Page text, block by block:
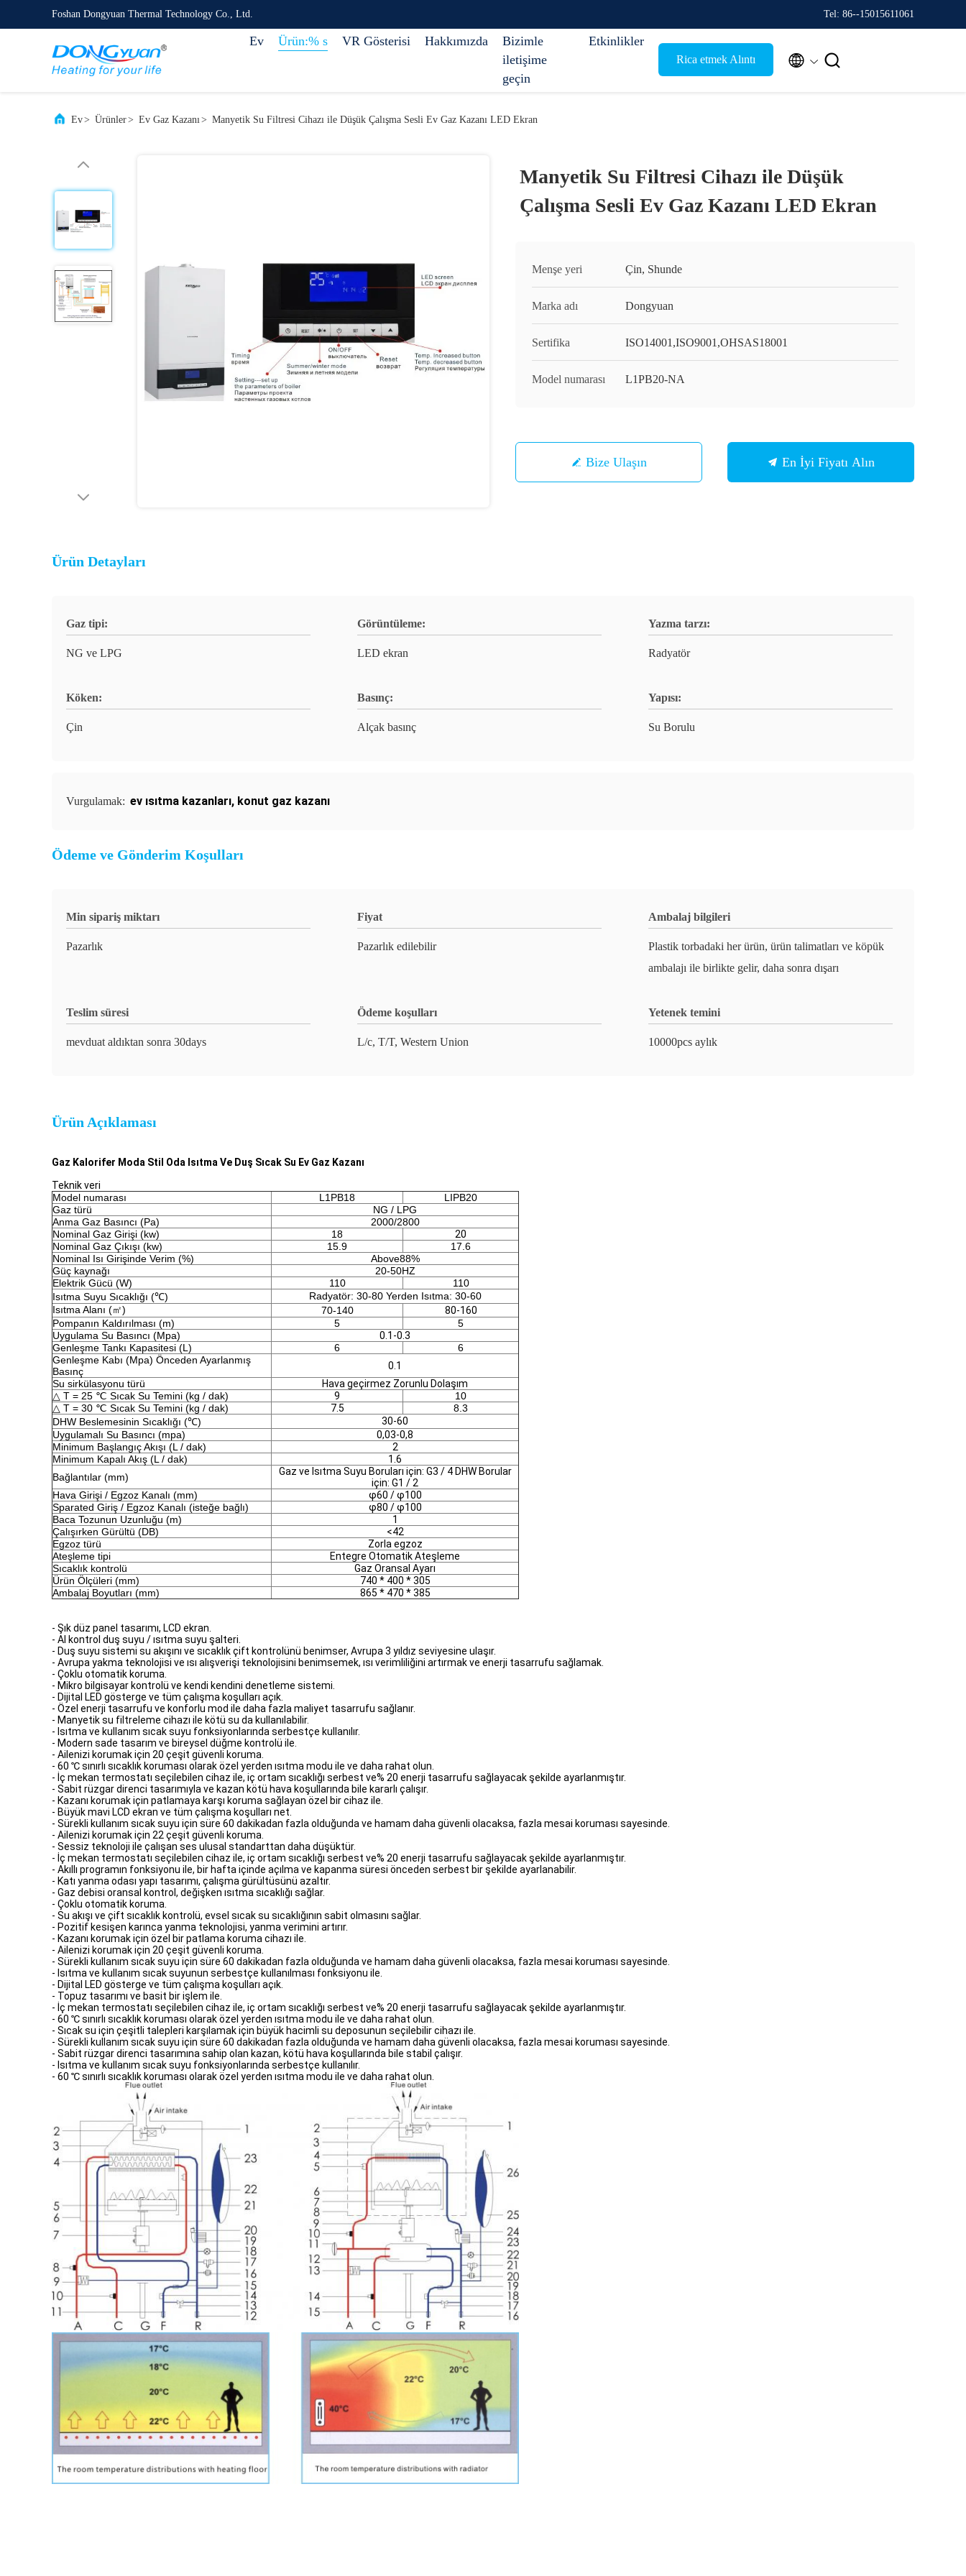
Foshan Dongyuan Thermal Technology Co., Ltd. Tel: 86--15015611061
Ev Ürün:% s VR Gösterisi Hakkımızda
Bizimle
iletişime
geçin
Etkinlikler
Rica etmek Alıntı  
Ev> Ürünler> Ev Gaz Kazanı> Manyetik Su Filtresi Cihazı ile Düşük Çalışma Sesli Ev Gaz Kazanı LED Ekran
Manyetik Su Filtresi Cihazı ile Düşük
Çalışma Sesli Ev Gaz Kazanı LED Ekran
Menşe yeri Çin, Shunde
Marka adı Dongyuan
Sertifika ISO14001,ISO9001,OHSAS18001
Model numarası L1PB20-NA
Bize Ulaşın En İyi Fiyatı Alın
Ürün Detayları
Gaz tipi:
NG ve LPG
Görüntüleme:
LED ekran
Yazma tarzı:
Radyatör
Köken:
Çin
Basınç:
Alçak basınç
Yapısı:
Su Borulu
Vurgulamak: ev ısıtma kazanları, konut gaz kazanı
Ödeme ve Gönderim Koşulları
Min sipariş miktarı
Pazarlık
Fiyat
Pazarlık edilebilir
Ambalaj bilgileri
Plastik torbadaki her ürün, ürün talimatları ve köpük
ambalajı ile birlikte gelir, daha sonra dışarı
Teslim süresi
mevduat aldıktan sonra 30days
Ödeme koşulları
L/c, T/T, Western Union
Yetenek temini
10000pcs aylık
Ürün Açıklaması
Gaz Kalorifer Moda Stil Oda Isıtma Ve Duş Sıcak Su Ev Gaz Kazanı
Teknik veri
Model numarası
L1PB18
LIPB20
Gaz türü
NG / LPG
Anma Gaz Basıncı (Pa)
2000/2800
Nominal Gaz Girişi (kw)
18
20
Nominal Gaz Çıkışı (kw)
15.9
17.6
Nominal Isı Girişinde Verim (%)
Above88%
Güç kaynağı
20-50HZ
Elektrik Gücü (W)
110
110
Isıtma Suyu Sıcaklığı (℃)
Radyatör: 30-80 Yerden Isıtma: 30-60
Isıtma Alanı (㎡)
70-140
80-160
Pompanın Kaldırılması (m)
5
5
Uygulama Su Basıncı (Mpa)
0.1-0.3
Genleşme Tankı Kapasitesi (L)
6
6
Genleşme Kabı (Mpa) Önceden Ayarlanmış
Basınç
0.1
Su sirkülasyonu türü
Hava geçirmez Zorunlu Dolaşım
△ T = 25 ℃ Sıcak Su Temini (kg / dak)
9
10
△ T = 30 ℃ Sıcak Su Temini (kg / dak)
7.5
8.3
DHW Beslemesinin Sıcaklığı (℃)
30-60
Uygulamalı Su Basıncı (mpa)
0,03-0,8
Minimum Başlangıç ​​Akışı (L / dak)
2
Minimum Kapalı Akış (L / dak)
1.6
Bağlantılar (mm)
Gaz ve Isıtma Suyu Boruları için: G3 / 4 DHW Borular
için: G1 / 2
Hava Girişi / Egzoz Kanalı (mm)
φ60 / φ100
Sparated Giriş / Egzoz Kanalı (isteğe bağlı)
φ80 / φ100
Baca Tozunun Uzunluğu (m)
1
Çalışırken Gürültü (DB)
<42
Egzoz türü
Zorla egzoz
Ateşleme tipi
Entegre Otomatik Ateşleme
Sıcaklık kontrolü
Gaz Oransal Ayarı
Ürün Ölçüleri (mm)
740 * 400 * 305
Ambalaj Boyutları (mm)
865 * 470 * 385
- Şık düz panel tasarımı, LCD ekran.
- Al kontrol duş suyu / ısıtma suyu şalteri.
- Duş suyu sistemi su akışını ve sıcaklık çift kontrolünü benimser, Avrupa 3 yıldız seviyesine ulaşır.
- Avrupa yakma teknolojisi ve ısı alışverişi teknolojisini benimsemek, ısı verimliliğini artırmak ve enerji tasarrufu sağlamak.
- Çoklu otomatik koruma.
- Mikro bilgisayar kontrolü ve kendi kendini denetleme sistemi.
- Dijital LED gösterge ve tüm çalışma koşulları açık.
- Özel enerji tasarrufu ve konforlu mod ile daha fazla maliyet tasarrufu sağlanır.
- Manyetik su filtreleme cihazı ile kötü su da kullanılabilir.
- Isıtma ve kullanım sıcak suyu fonksiyonlarında serbestçe kullanılır.
- Modern sade tasarım ve bireysel düğme kontrolü ile.
- Ailenizi korumak için 20 çeşit güvenli koruma.
- 60 ℃ sınırlı sıcaklık koruması olarak özel yerden ısıtma modu ile ve daha rahat olun.
- İç mekan termostatı seçilebilen cihaz ile, iç ortam sıcaklığı serbest ve% 20 enerji tasarrufu sağlayacak şekilde ayarlanmıştır.
- Sabit rüzgar direnci tasarımıyla ve kazan kötü hava koşullarında bile kararlı çalışır.
- Kazanı korumak için patlamaya karşı koruma sağlayan özel bir cihaz ile.
- Büyük mavi LCD ekran ve tüm çalışma koşulları net.
- Sürekli kullanım sıcak suyu için süre 60 dakikadan fazla olduğunda ve hamam daha güvenli olacaksa, fazla mesai koruması sayesinde.
- Ailenizi korumak için 22 çeşit güvenli koruma.
- Sessiz teknoloji ile çalışan ses ulusal standarttan daha düşüktür.
- İç mekan termostatı seçilebilen cihaz ile, iç ortam sıcaklığı serbest ve% 20 enerji tasarrufu sağlayacak şekilde ayarlanmıştır.
- Akıllı programın fonksiyonu ile, bir hafta içinde açılma ve kapanma süresi önceden serbest bir şekilde ayarlanabilir.
- Katı yanma odası yapı tasarımı, çalışma gürültüsünü azaltır.
- Gaz debisi oransal kontrol, değişken ısıtma sıcaklığı sağlar.
- Çoklu otomatik koruma.
- Su akışı ve çift sıcaklık kontrolü, evsel sıcak su sıcaklığının sabit olmasını sağlar.
- Pozitif kesişen karınca yanma teknolojisi, yanma verimini artırır.
- Kazanı korumak için özel bir patlama koruma cihazı ile.
- Ailenizi korumak için 20 çeşit güvenli koruma.
- Sürekli kullanım sıcak suyu için süre 60 dakikadan fazla olduğunda ve hamam daha güvenli olacaksa, fazla mesai koruması sayesinde.
- Isıtma ve kullanım sıcak suyunun serbestçe kullanılması fonksiyonu ile.
- Dijital LED gösterge ve tüm çalışma koşulları açık.
- Topuz tasarımı ve basit bir işlem ile.
- İç mekan termostatı seçilebilen cihaz ile, iç ortam sıcaklığı serbest ve% 20 enerji tasarrufu sağlayacak şekilde ayarlanmıştır.
- 60 ℃ sınırlı sıcaklık koruması olarak özel yerden ısıtma modu ile ve daha rahat olun.
- Sıcak su için çeşitli talepleri karşılamak için büyük hacimli su deposunun seçilebilir cihazı ile.
- Sürekli kullanım sıcak suyu için süre 60 dakikadan fazla olduğunda ve hamam daha güvenli olacaksa, fazla mesai koruması sayesinde.
- Sabit rüzgar direnci tasarımına sahip olan kazan, kötü hava koşullarında bile stabil çalışır.
- Isıtma ve kullanım sıcak suyu fonksiyonlarında serbestçe kullanılır.
- 60 ℃ sınırlı sıcaklık koruması olarak özel yerden ısıtma modu ile ve daha rahat olun.